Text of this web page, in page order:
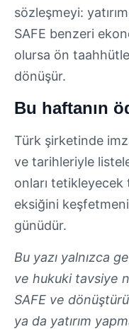
sözleşmeyi:
SAFE benzeri
olursa ön
dönüşür.
Bu haftanın
Türk şirketinde
ve tarihleriyle
onları tetikleyecek
eksiğini
günüdür.
Bu yazı yalnızca
ve hukuki tavsiye
SAFE ve
ya da yatırım